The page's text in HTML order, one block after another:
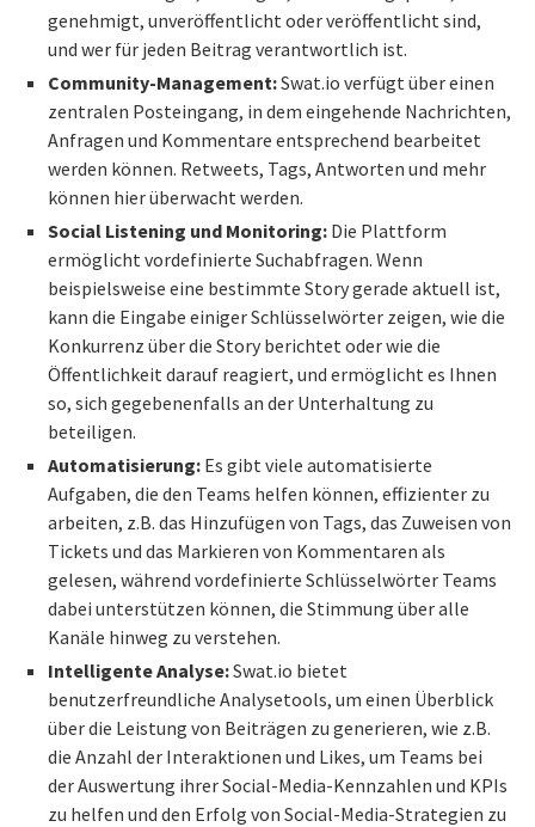
genehmigt, unveröffentlicht oder veröffentlicht sind,
und wer für jeden Beitrag verantwortlich ist.
Community-Management:Swat.io verfügt über einen
zentralen Posteingang, in dem eingehende Nachrichten,
Anfragen und Kommentare entsprechend bearbeitet
werden können. Retweets, Tags, Antworten und mehr
können hier überwacht werden.
Social Listening und Monitoring: Die Plattform
ermöglicht vordefinierte Suchabfragen. Wenn
beispielsweise eine bestimmte Story gerade aktuell ist,
kann die Eingabe einiger Schlüsselwörter zeigen, wie die
Konkurrenz über die Story berichtet oder wie die
Öffentlichkeit darauf reagiert, und ermöglicht es Ihnen
so, sich gegebenenfalls an der Unterhaltung zu
beteiligen.
Automatisierung: Es gibt viele automatisierte
Aufgaben, die den Teams helfen können, effizienter zu
arbeiten, z.B. das Hinzufügen von Tags, das Zuweisen von
Tickets und das Markieren von Kommentaren als
gelesen, während vordefinierte Schlüsselwörter Teams
dabei unterstützen können, die Stimmung über alle
Kanäle hinweg zu verstehen.
Intelligente Analyse:Swat.io bietet
benutzerfreundliche Analysetools, um einen Überblick
über die Leistung von Beiträgen zu generieren, wie z.B.
die Anzahl der Interaktionen und Likes, um Teams bei
der Auswertung ihrer Social-Media-Kennzahlen und KPIs
zu helfen und den Erfolg von Social-Media-Strategien zu